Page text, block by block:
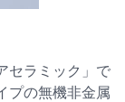
セラミック」で
プの無機非金属